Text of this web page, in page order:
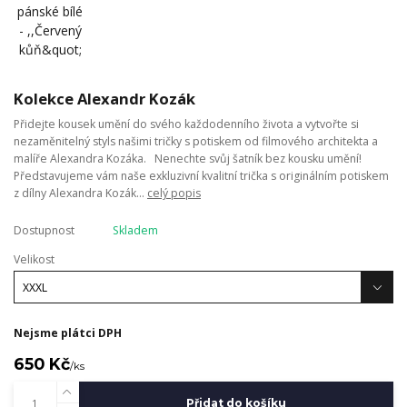
Kolekce Alexandr Kozák
Přidejte kousek umění do svého každodenního života a vytvořte si
nezaměnitelný styls našimi tričky s potiskem od filmového architekta a
malíře Alexandra Kozáka. Nenechte svůj šatník bez kousku umění!
Představujeme vám naše exkluzivní kvalitní trička s originálním potiskem
z dílny Alexandra Kozák... celý popis
Dostupnost
Skladem
Velikost
Nejsme plátci DPH
650 Kč/ks
Přidat do košíku